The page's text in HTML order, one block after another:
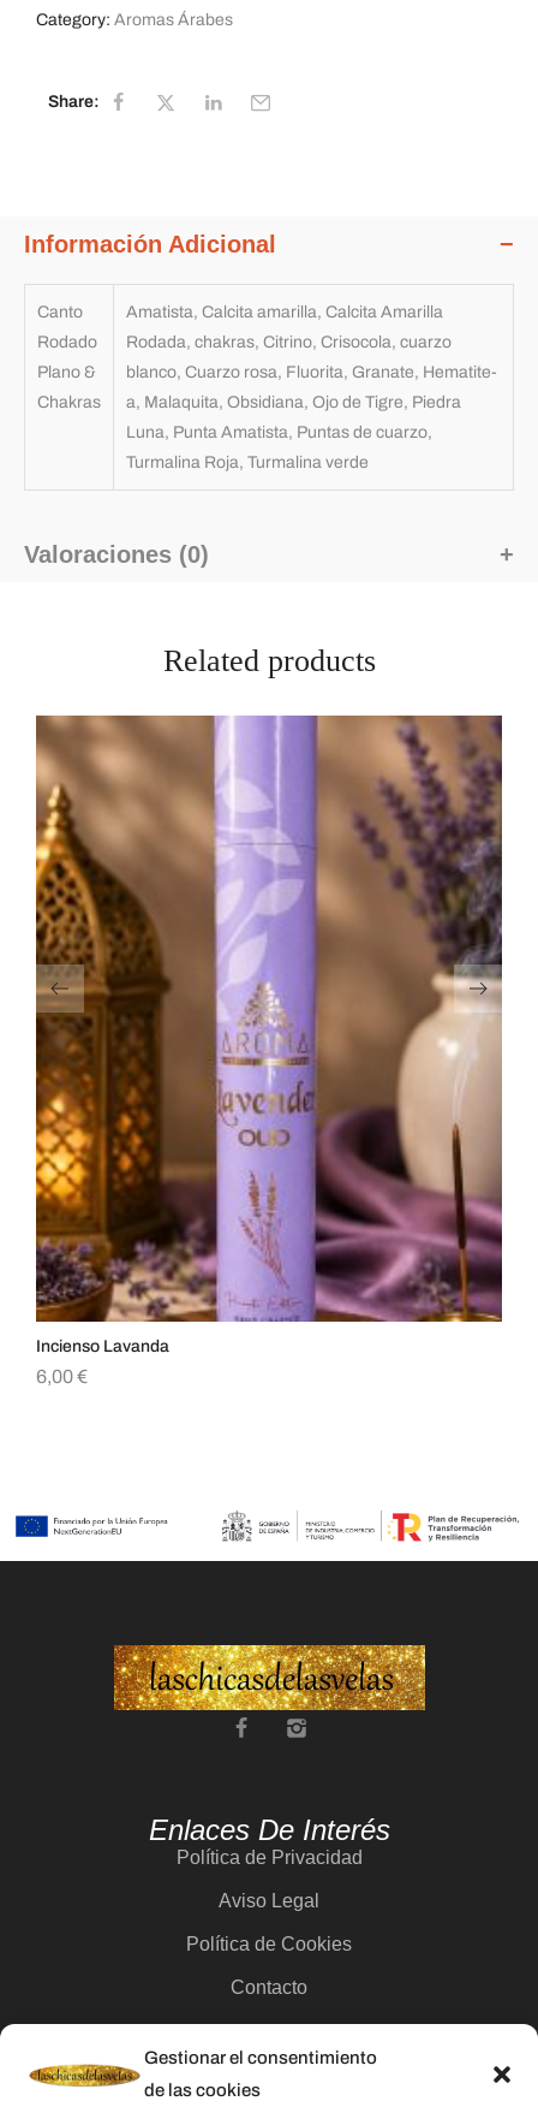
Gestionar el consentimiento
de las cookies
Category: Aromas Árabes
Share:
Información Adicional
Canto
Rodado
Plano &
Chakras
Amatista, Calcita amarilla, Calcita Amarilla
Rodada, chakras, Citrino, Crisocola, cuarzo
blanco, Cuarzo rosa, Fluorita, Granate, Hematite-
a, Malaquita, Obsidiana, Ojo de Tigre, Piedra
Luna, Punta Amatista, Puntas de cuarzo,
Turmalina Roja, Turmalina verde
Valoraciones (0)
Related products
Incienso Lavanda
6,00€
Enlaces De Interés
Política de Privacidad
Aviso Legal
Política de Cookies
Contacto
Categorías
Velas